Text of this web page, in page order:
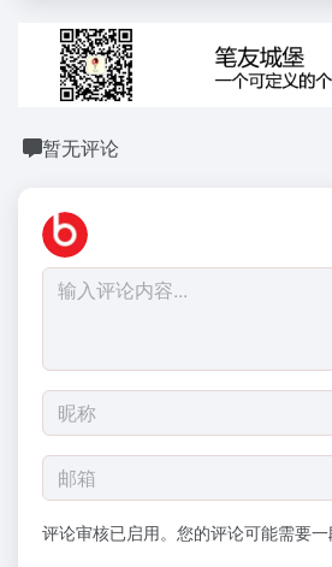
暂无评论
评论审核已启用。您的评论可能需要一